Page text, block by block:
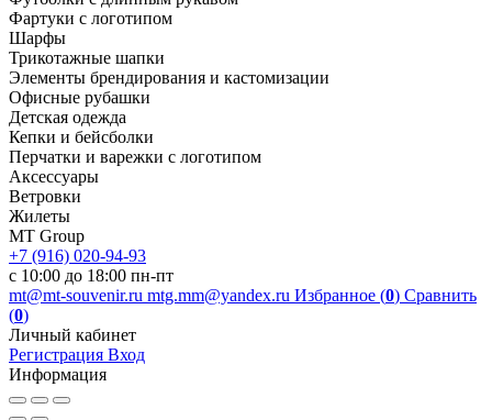
Фартуки с логотипом
Шарфы
Трикотажные шапки
Элементы брендирования и кастомизации
Офисные рубашки
Детская одежда
Кепки и бейсболки
Перчатки и варежки с логотипом
Аксессуары
Ветровки
Жилеты
MT Group
+7 (916) 020-94-93
с 10:00 до 18:00 пн-пт
mt@mt-souvenir.ru mtg.mm@yandex.ru Избранное (0) Сравнить
(0)
Личный кабинет
Регистрация Вход
Информация